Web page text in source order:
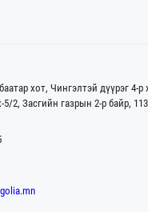
хот, Чингэлтэй дүүрэг 4-р
2, Засгийн газрын 2-р байр,